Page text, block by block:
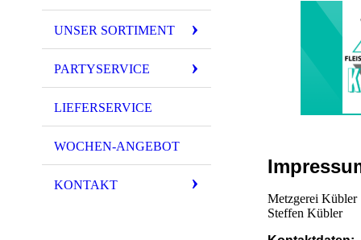
UNSER SORTIMENT
PARTYSERVICE
LIEFERSERVICE
WOCHEN-ANGEBOT
KONTAKT
Metzgerei Kübler
Steffen Kübler